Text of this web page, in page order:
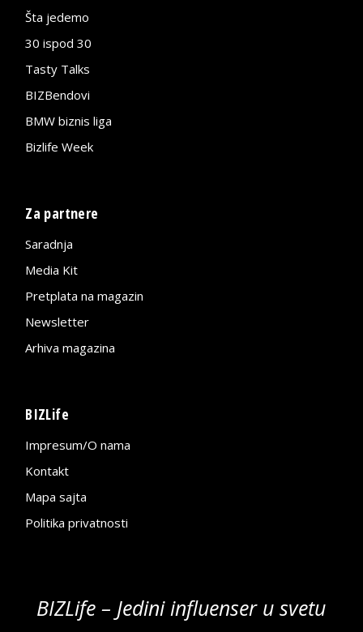
Šta jedemo
30 ispod 30
Tasty Talks
BIZBendovi
BMW biznis liga
Bizlife Week
Za partnere
Saradnja
Media Kit
Pretplata na magazin
Newsletter
Arhiva magazina
BIZLife
Impresum/O nama
Kontakt
Mapa sajta
Politika privatnosti
BIZLife – Jedini influenser u svetu